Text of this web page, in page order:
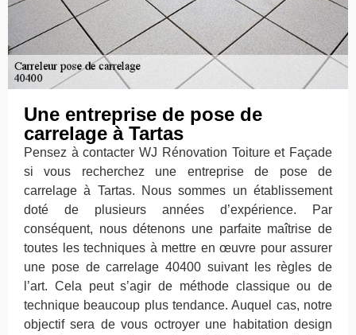
Une entreprise de pose de
carrelage à Tartas
Pensez à contacter WJ Rénovation Toiture et Façade
si vous recherchez une entreprise de pose de
carrelage à Tartas. Nous sommes un établissement
doté de plusieurs années d’expérience. Par
conséquent, nous détenons une parfaite maîtrise de
toutes les techniques à mettre en œuvre pour assurer
une pose de carrelage 40400 suivant les règles de
l’art. Cela peut s’agir de méthode classique ou de
technique beaucoup plus tendance. Auquel cas, notre
objectif sera de vous octroyer une habitation design